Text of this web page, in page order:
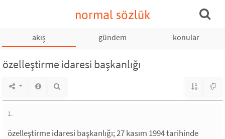
normal sözlük
akış gündem konular
özelleştirme idaresi başkanlığı
1.
özelleştirme idaresi başkanlığı; 27 kasım 1994 tarihinde